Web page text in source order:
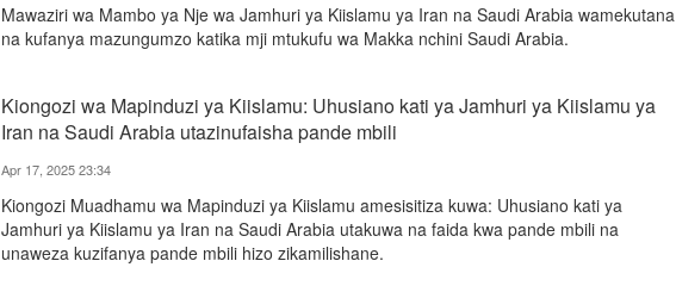
Mawaziri wa Mambo ya Nje wa Jamhuri ya Kiislamu ya Iran na Saudi Arabia wamekutana
na kufanya mazungumzo katika mji mtukufu wa Makka nchini Saudi Arabia.
Kiongozi wa Mapinduzi ya Kiislamu: Uhusiano kati ya Jamhuri ya Kiislamu ya
Iran na Saudi Arabia utazinufaisha pande mbili
Apr 17, 2025 23:34
Kiongozi Muadhamu wa Mapinduzi ya Kiislamu amesisitiza kuwa: Uhusiano kati ya
Jamhuri ya Kiislamu ya Iran na Saudi Arabia utakuwa na faida kwa pande mbili na
unaweza kuzifanya pande mbili hizo zikamilishane.